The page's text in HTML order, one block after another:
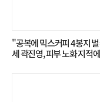
"공복에 믹스커피 4봉지
세 곽진영, 피부 노화 지적